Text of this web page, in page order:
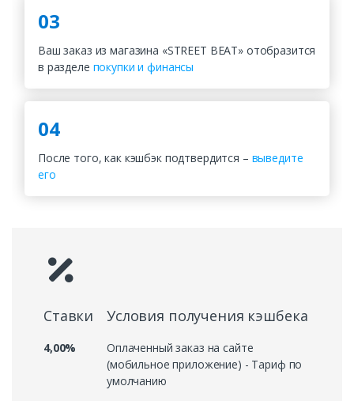
03
Ваш заказ из магазина «STREET BEAT» отобразится
в разделе покупки и финансы
04
После того, как кэшбэк подтвердится – выведите
его
Ставки Условия получения кэшбека
4,00%
Оплаченный заказ на сайте
(мобильное приложение) - Тариф по
умолчанию